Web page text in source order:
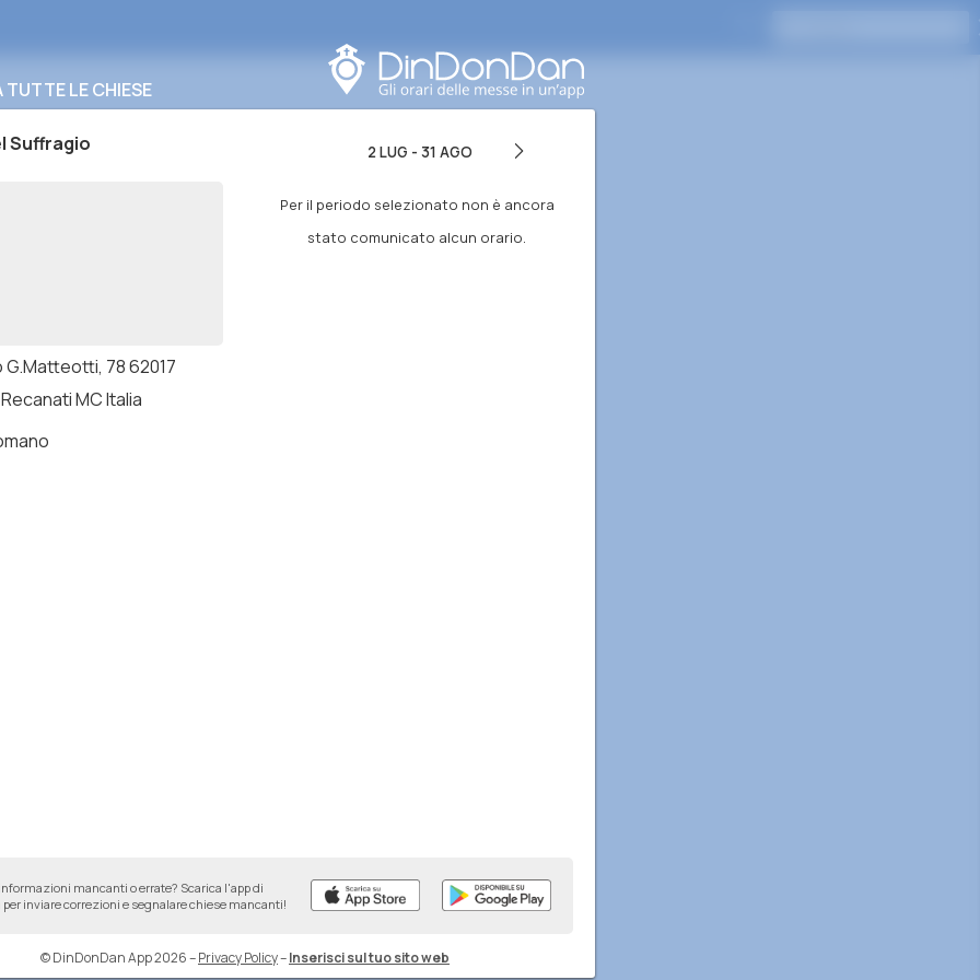
LE CHIESE
Suffragio
78 62017
MC Italia
2 LUG - 31 AGO
Per il periodo selezionato non è ancora
stato comunicato alcun orario.
mancanti o errate? Scarica l'app di
per inviare correzioni e segnalare chiese mancanti!
© DinDonDan App 2026–Privacy Policy–Inserisci sul tuo sito web